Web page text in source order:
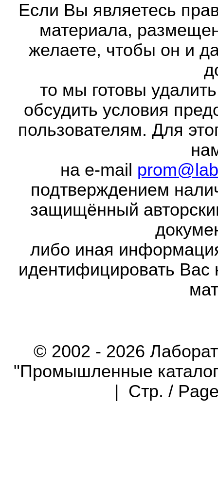
Если Вы являетесь
материала,
желаете, чтобы он и
то мы готовы
обсудить условия
пользователям. Для
на e-mail
подтверждением
защищённый
либо иная
идентифицировать Вас
© 2002 - 2026
"Промышленные
| Стр. /